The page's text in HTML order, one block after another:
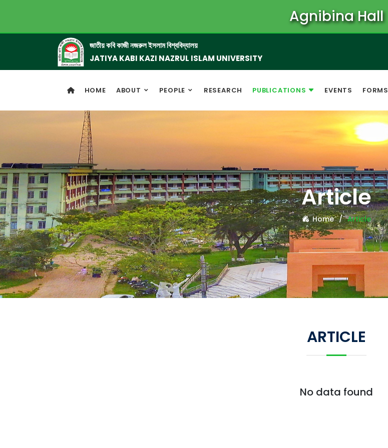
Agnibina Hall
জাতীয় কবি কাজী নজরুল ইসলাম বিশ্ববিদ্যালয়
JATIYA KABI KAZI NAZRUL ISLAM UNIVERSITY
HOME ABOUT PEOPLE RESEARCH PUBLICATIONS EVENTS FORMS
Article
Home Article
ARTICLE
No data found